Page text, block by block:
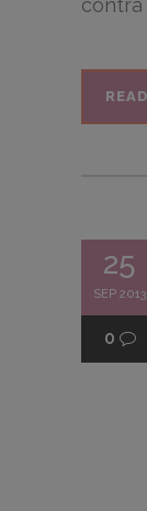
contra
25
SEP 2013
0